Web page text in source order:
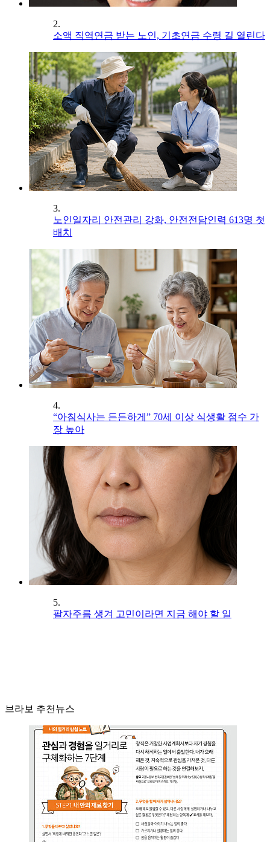
2.
소액 직역연금 받는 노인, 기초연금 수령 길 열린다
3.
노인일자리 안전관리 강화, 안전전담인력 613명 첫
배치
4.
“아침식사는 든든하게” 70세 이상 식생활 점수 가
장 높아
5.
팔자주름 생겨 고민이라면 지금 해야 할 일
브라보 추천뉴스